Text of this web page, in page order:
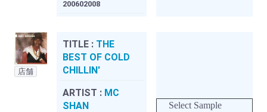
200602008
店舗
TITLE : THE
BEST OF COLD
CHILLIN'
ARTIST : MC
SHAN
Select Sample